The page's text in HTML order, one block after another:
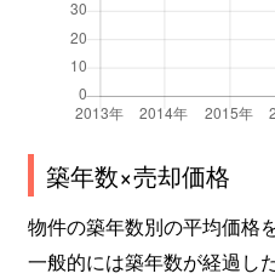
築年数×売却価格
物件の築年数別の平均価格
一般的には築年数が経過し